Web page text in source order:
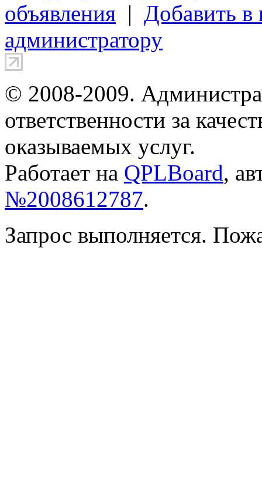
объявления | Добавить в
администратору
© 2008-2009.
ответственности за
оказываемых услуг.
Работает на QPLBoard,
№2008612787.
Запрос выполняется.